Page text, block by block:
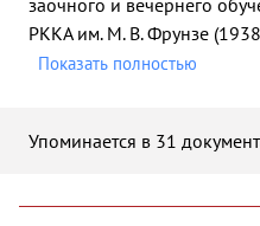
заочного и вечернего
РККА им. М. В. Фрунзе
Показать полностью
Упоминается в 31